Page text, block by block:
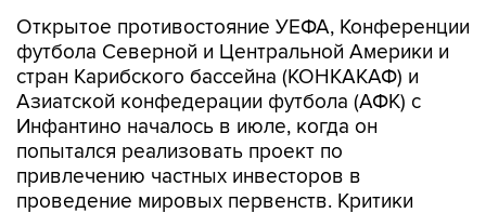
Открытое противостояние УЕФА, Конференции
футбола Северной и Центральной Америки и
стран Карибского бассейна (КОНКАКАФ) и
Азиатской конфедерации футбола (АФК) с
Инфантино началось в июле, когда он
попытался реализовать проект по
привлечению частных инвесторов в
проведение мировых первенств. Критики